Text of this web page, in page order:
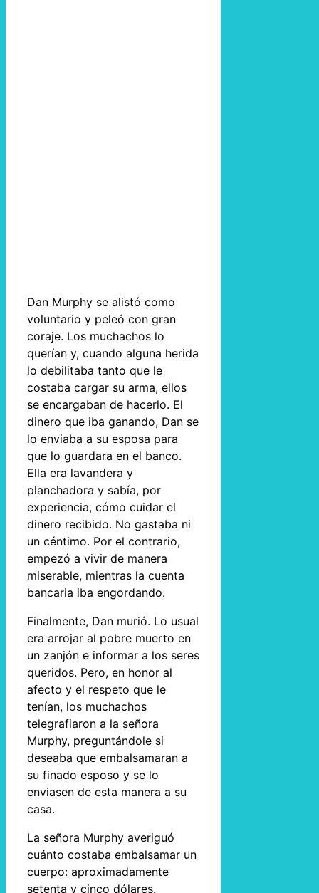
Dan Murphy se alistó como
voluntario y peleó con gran
coraje. Los muchachos lo
querían y, cuando alguna herida
lo debilitaba tanto que le
costaba cargar su arma, ellos
se encargaban de hacerlo. El
dinero que iba ganando, Dan se
lo enviaba a su esposa para
que lo guardara en el banco.
Ella era lavandera y
planchadora y sabía, por
experiencia, cómo cuidar el
dinero recibido. No gastaba ni
un céntimo. Por el contrario,
empezó a vivir de manera
miserable, mientras la cuenta
bancaria iba engordando.
Finalmente, Dan murió. Lo usual
era arrojar al pobre muerto en
un zanjón e informar a los seres
queridos. Pero, en honor al
afecto y el respeto que le
tenían, los muchachos
telegrafiaron a la señora
Murphy, preguntándole si
deseaba que embalsamaran a
su finado esposo y se lo
enviasen de esta manera a su
casa.
La señora Murphy averiguó
cuánto costaba embalsamar un
cuerpo: aproximadamente
setenta y cinco dólares.